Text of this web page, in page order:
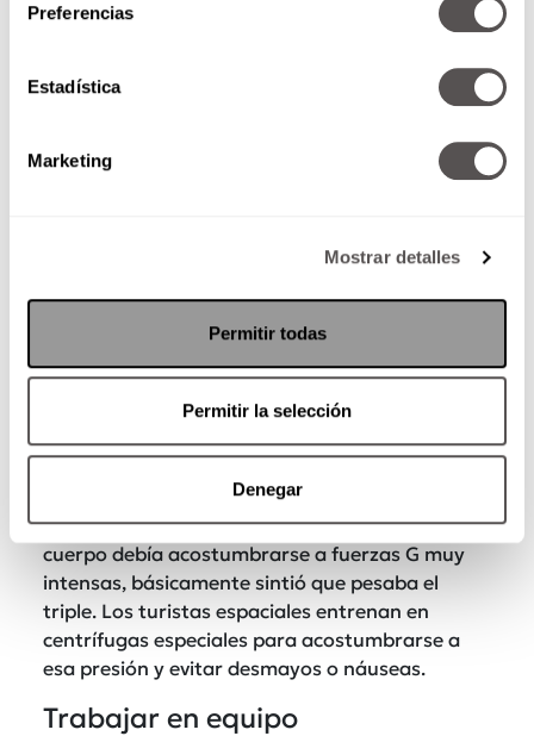
Preferencias
Estadística
Marketing
Mostrar detalles
Permitir todas
Permitir la selección
Denegar
mental estuviera al 100, pero se sabe que los
turistas espaciales hacen algunas simulaciones
de aislamiento, donde aprenden a mantener la
Acondicionar tu cuerpo para
soportar la fuerza G
Antes del despegue y durante el regreso, su
cuerpo debía acostumbrarse a fuerzas G muy
intensas, básicamente sintió que pesaba el
triple. Los turistas espaciales entrenan en
centrífugas especiales para acostumbrarse a
esa presión y evitar desmayos o náuseas.
Trabajar en equipo